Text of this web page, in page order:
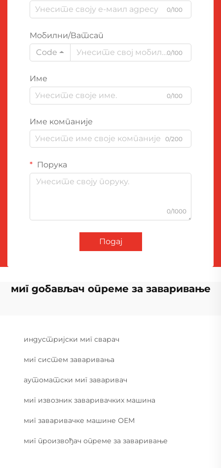
0/100
Мобилни/Ватсап
Code
0/100
Име
0/100
Име компаније
0/200
Порука
0/1000
Подај
миг добављач опреме за заваривање
индустријски миг сварач
миг систем заваривања
аутоматски миг заваривач
миг извозник заваривачких машина
миг заваривачке машине ОЕМ
миг произвођач опреме за заваривање